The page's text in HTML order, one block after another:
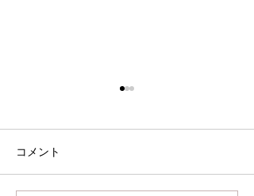
いつも弊社の製品をご愛顧い
います。 この度材料費の高騰
コメント